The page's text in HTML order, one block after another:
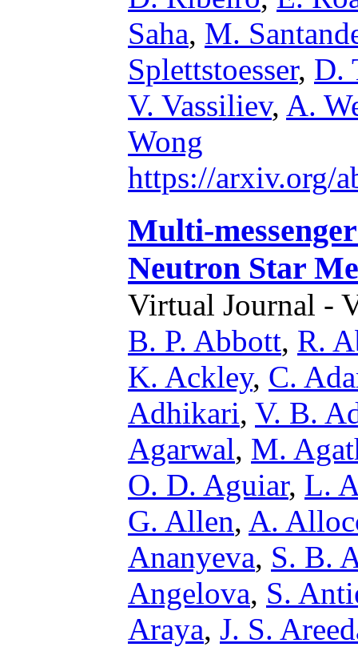
Saha, M.
Splettstoesser, D.
V. Vassiliev, A.
Wong
https://arxiv.org/
Multi-
Neutron Star
Virtual Journal -
B. P. Abbott, R.
K. Ackley, C.
Adhikari, V. B.
Agarwal, M.
O. D. Aguiar, L.
G. Allen, A.
Ananyeva, S. B.
Angelova, S.
Araya, J. S.